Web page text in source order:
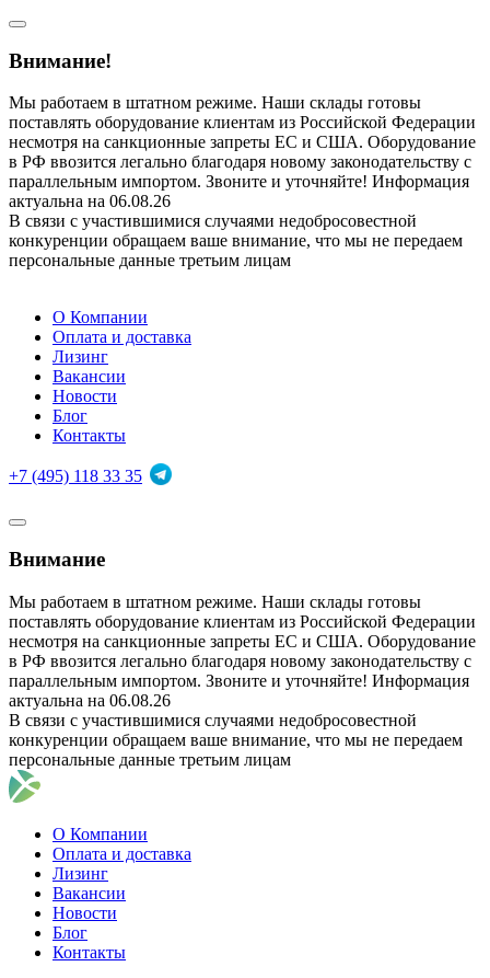
Внимание!
Мы работаем в штатном режиме. Наши склады готовы
поставлять оборудование клиентам из Российской Федерации
несмотря на санкционные запреты ЕС и США. Оборудование
в РФ ввозится легально благодаря новому законодательству с
параллельным импортом. Звоните и уточняйте! Информация
актуальна на 06.08.26
В связи с участившимися случаями недобросовестной
конкуренции обращаем ваше внимание, что мы не передаем
персональные данные третьим лицам
О Компании
Оплата и доставка
Лизинг
Вакансии
Новости
Блог
Контакты
+7 (495) 118 33 35
Внимание
Мы работаем в штатном режиме. Наши склады готовы
поставлять оборудование клиентам из Российской Федерации
несмотря на санкционные запреты ЕС и США. Оборудование
в РФ ввозится легально благодаря новому законодательству с
параллельным импортом. Звоните и уточняйте! Информация
актуальна на 06.08.26
В связи с участившимися случаями недобросовестной
конкуренции обращаем ваше внимание, что мы не передаем
персональные данные третьим лицам
О Компании
Оплата и доставка
Лизинг
Вакансии
Новости
Блог
Контакты